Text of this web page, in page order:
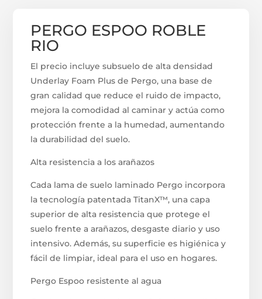
PERGO ESPOO ROBLE
RIO
El precio incluye subsuelo de alta densidad
Underlay Foam Plus de Pergo, una base de
gran calidad que reduce el ruido de impacto,
mejora la comodidad al caminar y actúa como
protección frente a la humedad, aumentando
la durabilidad del suelo.
Alta resistencia a los arañazos
Cada lama de suelo laminado Pergo incorpora
la tecnología patentada TitanX™, una capa
superior de alta resistencia que protege el
suelo frente a arañazos, desgaste diario y uso
intensivo. Además, su superficie es higiénica y
fácil de limpiar, ideal para el uso en hogares.
Pergo Espoo resistente al agua